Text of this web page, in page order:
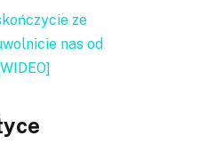
ze
nas od